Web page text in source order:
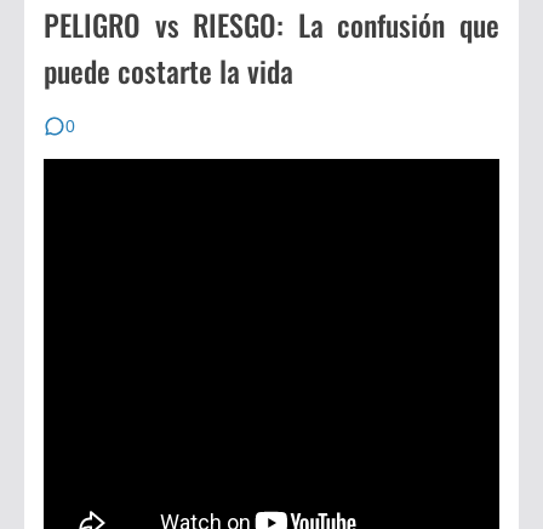
🚧 ISO 39001 Paso a Paso | Seguridad Vial Empresarial 🚛 Explicada Sin Enredos ✅
PELIGRO vs RIESGO: La confusión que
puede costarte la vida
0